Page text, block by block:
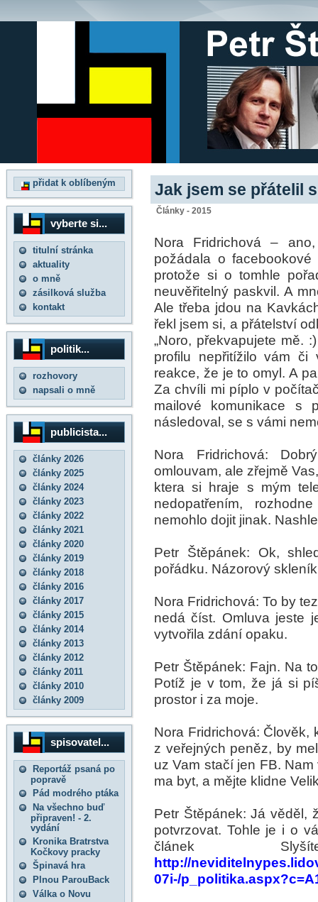
přidat k oblíbeným
vyberte si...
titulní stránka
aktuality
o mně
zásilková služba
kontakt
politik...
rozhovory
napsali o mně
publicista...
články 2026
články 2025
články 2024
články 2023
články 2022
články 2021
články 2020
články 2019
články 2018
články 2016
články 2017
články 2015
články 2014
články 2013
články 2012
články 2011
články 2010
články 2009
spisovatel...
Reportáž psaná po
popravě
Pád modrého ptáka
Na všechno buď
připraven! - 2.
vydání
Kronika Bratrstva
Kočkovy pracky
Špinavá hra
Plnou ParouBack
Válka o Novu
Jak jsem se přátelil
Články - 2015
Nora Fridrichová –
požádala o
protože si o tomhle
neuvěřitelný paskvil. A
Ale třeba jdou na
řekl jsem si, a přátelství
„Noro, překvapujete mě.
profilu nepřitížilo vám či
reakce, že je to omyl. A
Za chvíli mi píplo v
mailové komunikace s
následoval, se s vámi
Nora Fridrichová:
omlouvam, ale zřejmě
ktera si hraje s mým
nedopatřením,
nemohlo dojit jinak.
Petr Štěpánek: Ok,
pořádku. Názorový
Nora Fridrichová: To by
nedá číst. Omluva jeste
vytvořila zdání opaku.
Petr Štěpánek: Fajn. Na
Potíž je v tom, že já si
prostor i za moje.
Nora Fridrichová: Člověk,
z veřejných peněz, by
uz Vam stačí jen FB.
ma byt, a mějte klidne
Petr Štěpánek: Já věděl,
potvrzovat. Tohle je i o
článek
http://
07i-/